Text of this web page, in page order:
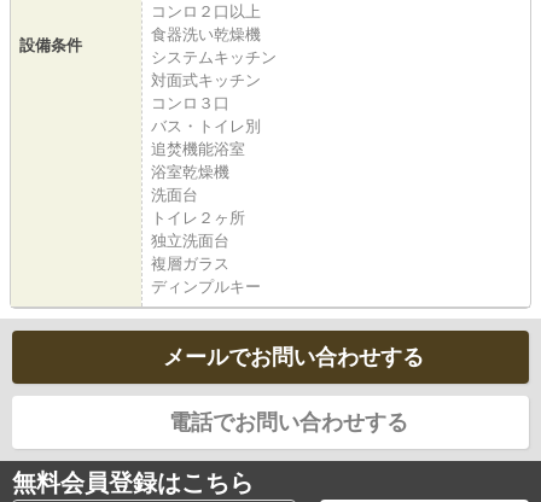
設備条件
コンロ２口以上
食器洗い乾燥機
システムキッチン
対面式キッチン
コンロ３口
バス・トイレ別
追焚機能浴室
浴室乾燥機
洗面台
トイレ２ヶ所
独立洗面台
複層ガラス
ディンプルキー
メールでお問い合わせする
電話でお問い合わせする
無料会員登録はこちら